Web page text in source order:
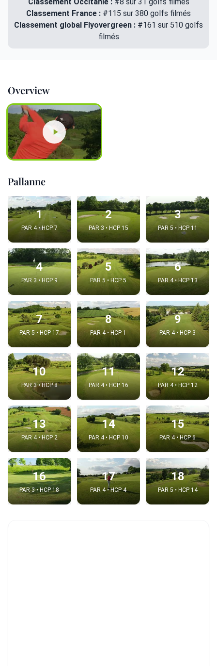
Classement France : #115 sur 380 golfs filmés
Classement global Flyovergreen : #161 sur 510 golfs
filmés
Overview
Pallanne
1
PAR 4 • HCP 7
2
PAR 3 • HCP 15
3
PAR 5 • HCP 11
4
PAR 3 • HCP 9
5
PAR 5 • HCP 5
6
PAR 4 • HCP 13
7
PAR 5 • HCP 17
8
PAR 4 • HCP 1
9
PAR 4 • HCP 3
10
PAR 3 • HCP 8
11
PAR 4 • HCP 16
12
PAR 4 • HCP 12
13
PAR 4 • HCP 2
14
PAR 4 • HCP 10
15
PAR 4 • HCP 6
16
PAR 3 • HCP 18
17
PAR 4 • HCP 4
18
PAR 5 • HCP 14